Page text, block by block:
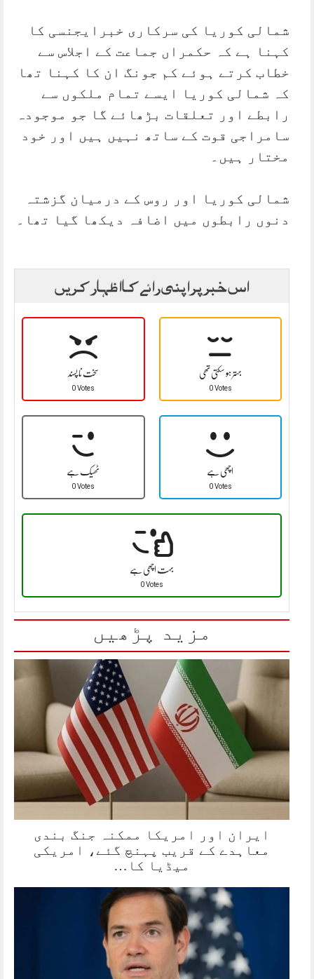
شمالی کوریا کی سرکاری خبرایجنسی کا
کہنا ہے کہ حکمراں جماعت کے اجلاس سے
خطاب کرتے ہوئے کم جونگ ان کا کہنا تھا
کہ شمالی کوریا ایسے تمام ملکوں سے
رابطے اور تعلقات بڑھائے گا جو موجودہ
سامراجی قوت کے ساتھ نہیں ہیں اور خود
مختار ہیں۔
شمالی کوریا اور روس کے درمیان گزشتہ
دنوں رابطوں میں اضافہ دیکھا گیا تھا۔
اس خبر پر اپنی رائے کا اظہار کریں
سخت نا پسند
0 Votes
بہتر ہو سکتی تھی
0 Votes
ٹھیک ہے
0 Votes
اچھی ہے
0 Votes
بہت اچھی ہے
0 Votes
مزید پڑھیں
ایران اور امریکا ممکنہ جنگ بندی
معاہدے کے قریب پہنچ گئے، امریکی
میڈیا کا…